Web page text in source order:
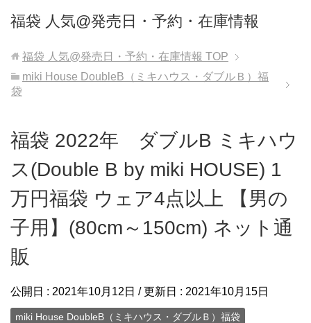
福袋 人気@発売日・予約・在庫情報
福袋 人気@発売日・予約・在庫情報 TOP
miki House DoubleB（ミキハウス・ダブルＢ）福
袋
福袋 2022年 ダブルB ミキハウ
ス(Double B by miki HOUSE) 1
万円福袋 ウェア4点以上 【男の
子用】(80cm～150cm) ネット通
販
公開日 : 2021年10月12日 / 更新日 : 2021年10月15日
miki House DoubleB（ミキハウス・ダブルＢ）福袋